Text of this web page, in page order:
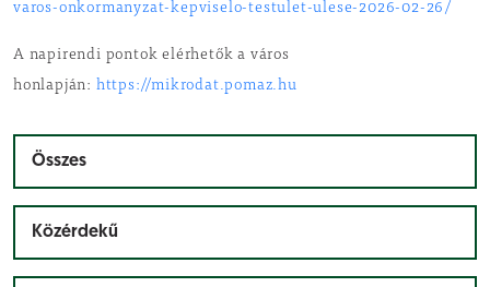
varos-onkormanyzat-kepviselo-testulet-ulese-2026-02-26/
A napirendi pontok elérhetők a város
honlapján: https://mikrodat.pomaz.hu
Összes
Közérdekű